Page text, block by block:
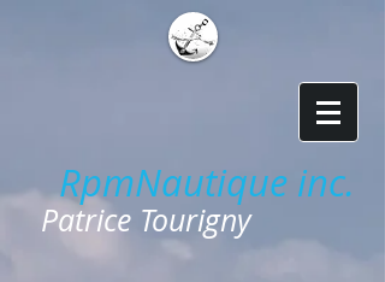
​ RpmNautique inc.
Patrice Tourigny